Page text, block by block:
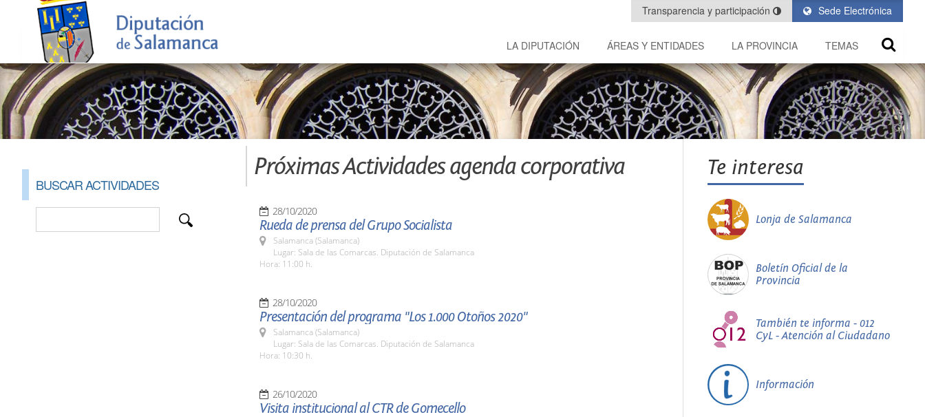
Sede Electrónica
Transparencia y participación
LA DIPUTACIÓN ÁREAS Y ENTIDADES LA PROVINCIA TEMAS
BUSCAR ACTIVIDADES
Próximas Actividades agenda corporativa
28/10/2020
Rueda de prensa del Grupo Socialista
Salamanca (Salamanca)
Lugar: Sala de las Comarcas. Diputación de Salamanca
Hora: 11:00 h.
28/10/2020
Presentación del programa "Los 1.000 Otoños 2020"
Salamanca (Salamanca)
Lugar: Sala de las Comarcas. Diputación de Salamanca
Hora: 10:30 h.
26/10/2020
Visita institucional al CTR de Gomecello
Te interesa
Lonja de Salamanca
Boletín Oficial de la
Provincia
También te informa - 012
CyL - Atención al Ciudadano
Información